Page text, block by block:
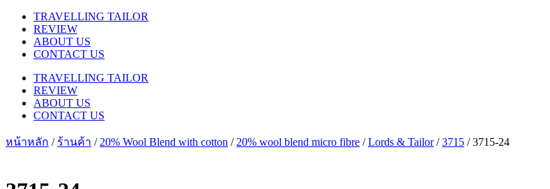
TRAVELLING TAILOR
REVIEW
ABOUT US
CONTACT US
TRAVELLING TAILOR
REVIEW
ABOUT US
CONTACT US
หน้าหลัก / ร้านค้า / 20% Wool Blend with cotton / 20% wool blend micro fibre /Lords & Tailor/3715 / 3715-24